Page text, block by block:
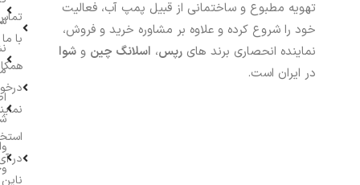
تهویه مطبوع و ساختمانی از قبیل پمپ آب، فعالیت
خود را شروع کرده و علاوه بر مشاوره خرید و فروش،
نماینده انحصاری برند های رپس، اسلانگ چین و شوا
در ایران است.
با ما
در
ناین